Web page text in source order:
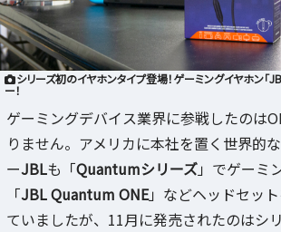
シリーズ初のイヤホンタイプ登場！ゲーミングイヤホン「
ー！
ゲーミングデバイス業界に参戦したのは
りません。アメリカに本社を置く世界的
ーJBLも「Quantumシリーズ」でゲーミ
「JBL Quantum ONE」などヘッドセッ
ていましたが、11月に発売されたのはシ